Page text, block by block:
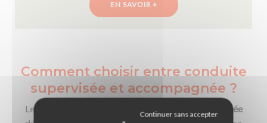
EN SAVOIR +
Comment choisir entre conduite
supervisée et accompagnée ?
Le choix entre la conduite supervisée
et accompagnée